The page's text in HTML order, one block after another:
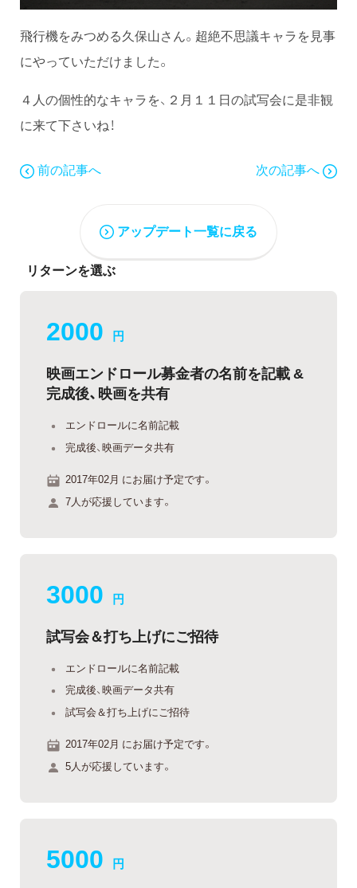
飛行機をみつめる久保山さん。超絶不思議キャラを見事
にやっていただけました。
４人の個性的なキャラを、２月１１日の試写会に是非観
に来て下さいね！
前の記事へ 次の記事へ
アップデート一覧に戻る
リターンを選ぶ
2000 円
映画エンドロール募金者の名前を記載 &
完成後、映画を共有
エンドロールに名前記載
完成後、映画データ共有
2017年02月 にお届け予定です。
7人が応援しています。
3000 円
試写会＆打ち上げにご招待
エンドロールに名前記載
完成後、映画データ共有
試写会＆打ち上げにご招待
2017年02月 にお届け予定です。
5人が応援しています。
5000 円